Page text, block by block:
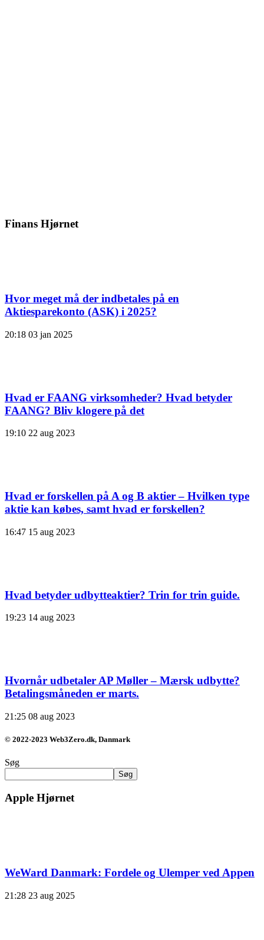
Finans Hjørnet
Hvor meget må der indbetales på en
Aktiesparekonto (ASK) i 2025?
20:18 03 jan 2025
Hvad er FAANG virksomheder? Hvad betyder
FAANG? Bliv klogere på det
19:10 22 aug 2023
Hvad er forskellen på A og B aktier – Hvilken type
aktie kan købes, samt hvad er forskellen?
16:47 15 aug 2023
Hvad betyder udbytteaktier? Trin for trin guide.
19:23 14 aug 2023
Hvornår udbetaler AP Møller – Mærsk udbytte?
Betalingsmåneden er marts.
21:25 08 aug 2023
© 2022-2023 Web3Zero.dk, Danmark
Søg
Søg
Apple Hjørnet
WeWard Danmark: Fordele og Ulemper ved Appen
21:28 23 aug 2025